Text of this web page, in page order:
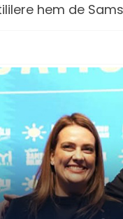
hem de